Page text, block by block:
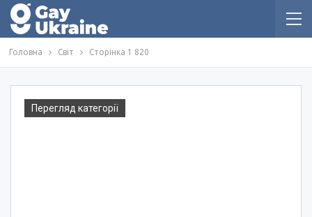
Головна Світ Сторінка 1 820
Перегляд категорії